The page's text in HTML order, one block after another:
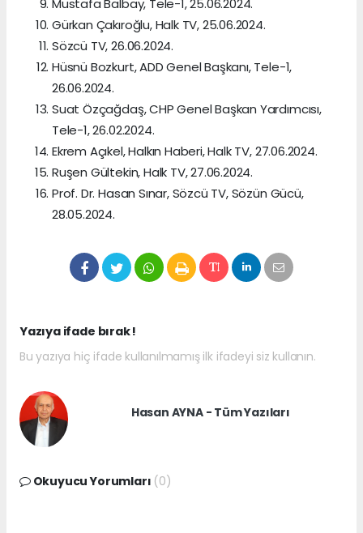
Mustafa Balbay, Tele-1, 25.06.2024.
Gürkan Çakıroğlu, Halk TV, 25.06.2024.
Sözcü TV, 26.06.2024.
Hüsnü Bozkurt, ADD Genel Başkanı, Tele-1,
26.06.2024.
Suat Özçağdaş, CHP Genel Başkan Yardımcısı,
Tele-1, 26.02.2024.
Ekrem Açıkel, Halkın Haberi, Halk TV, 27.06.2024.
Ruşen Gültekin, Halk TV, 27.06.2024.
Prof. Dr. Hasan Sınar, Sözcü TV, Sözün Gücü,
28.05.2024.
Yazıya ifade bırak !
Bu yazıya hiç ifade kullanılmamış ilk ifadeyi siz kullanın.
Hasan AYNA - Tüm Yazıları
Okuyucu Yorumları (0)